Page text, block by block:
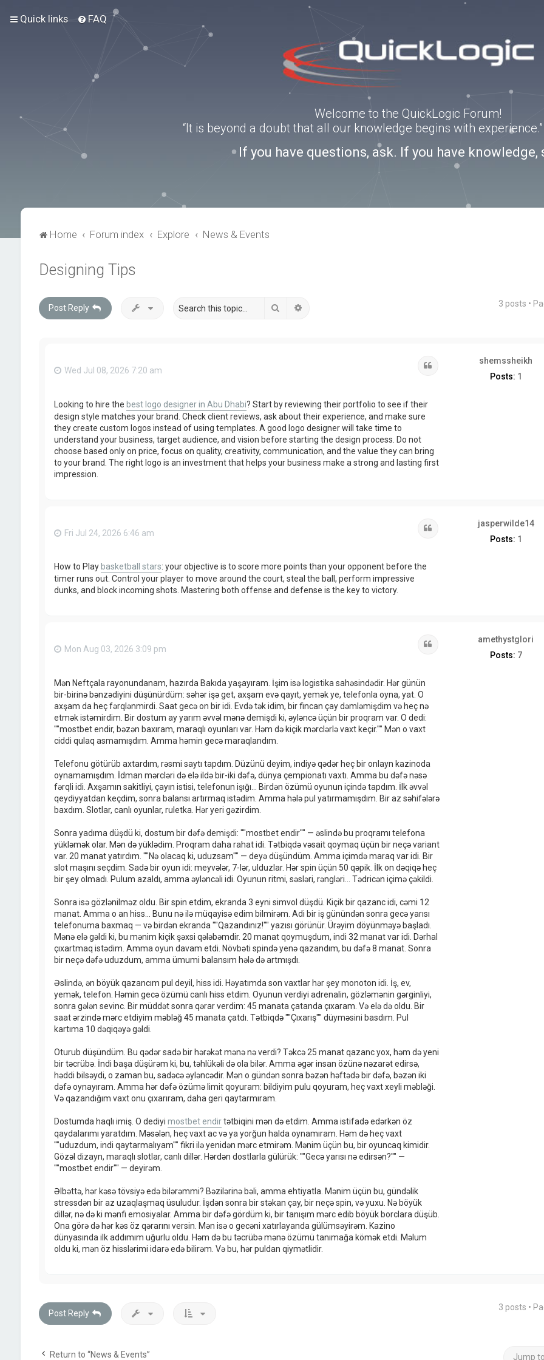
Quick links FAQ
Welcome to the QuickLogic Forum!
“It is beyond a doubt that all our knowledge begins with
If you have questions, ask. If you have knowledge,
Home Forum index Explore News & Events
Designing Tips
Post Reply Search 3 posts •
shemssheikh
Posts: 1
Wed Jul 08, 2026 7:20 am
Looking to hire the best logo designer in Abu Dhabi? Start by reviewing their portfolio to see if their
design style matches your brand. Check client reviews, ask about their experience, and make sure
they create custom logos instead of using templates. A good logo designer will take time to
understand your business, target audience, and vision before starting the design process. Do not
choose based only on price, focus on quality, creativity, communication, and the value they can bring
to your brand. The right logo is an investment that helps your business make a strong and lasting first
impression.
jasperwilde14
Posts: 1
Fri Jul 24, 2026 6:46 am
How to Play basketball stars: your objective is to score more points than your opponent before the
timer runs out. Control your player to move around the court, steal the ball, perform impressive
dunks, and block incoming shots. Mastering both offense and defense is the key to victory.
amethystglori
Posts: 7
Mon Aug 03, 2026 3:09 pm
Mən Neftçala rayonundanam, hazırda Bakıda yaşayıram. İşim isə logistika sahəsindədir. Hər günün
bir-birinə bənzədiyini düşünürdüm: səhər işə get, axşam evə qayıt, yemək ye, telefonla oyna, yat. O
axşam da heç fərqlənmirdi. Saat gecə on bir idi. Evdə tək idim, bir fincan çay dəmləmişdim və heç nə
etmək istəmirdim. Bir dostum ay yarım əvvəl mənə demişdi ki, əyləncə üçün bir proqram var. O dedi:
""mostbet endir, bəzən baxıram, maraqlı oyunları var. Həm də kiçik mərclərlə vaxt keçir."" Mən o vaxt
ciddi qulaq asmamışdım. Amma həmin gecə maraqlandım.
Telefonu götürüb axtardım, rəsmi saytı tapdım. Düzünü deyim, indiyə qədər heç bir onlayn kazinoda
oynamamışdım. İdman mərcləri də elə ildə bir-iki dəfə, dünya çempionatı vaxtı. Amma bu dəfə nəsə
fərqli idi. Axşamın sakitliyi, çayın istisi, telefonun işığı... Birdən özümü oyunun içində tapdım. İlk əvvəl
qeydiyyatdan keçdim, sonra balansı artırmaq istədim. Amma hələ pul yatırmamışdım. Bir az səhifələrə
baxdım. Slotlar, canlı oyunlar, ruletka. Hər yeri gəzirdim.
Sonra yadıma düşdü ki, dostum bir dəfə demişdi: ""mostbet endir"" — əslində bu proqramı telefona
yükləmək olar. Mən də yüklədim. Proqram daha rahat idi. Tətbiqdə vəsait qoymaq üçün bir neçə variant
var. 20 manat yatırdım. ""Nə olacaq ki, uduzsam"" — deyə düşündüm. Amma içimdə maraq var idi. Bir
slot maşını seçdim. Sadə bir oyun idi: meyvələr, 7-lər, ulduzlar. Hər spin üçün 50 qəpik. İlk on dəqiqə heç
bir şey olmadı. Pulum azaldı, amma əyləncəli idi. Oyunun ritmi, səsləri, rəngləri... Tədricən içimə çəkildi.
Sonra isə gözlənilməz oldu. Bir spin etdim, ekranda 3 eyni simvol düşdü. Kiçik bir qazanc idi, cəmi 12
manat. Amma o an hiss... Bunu nə ilə müqayisə edim bilmirəm. Adi bir iş günündən sonra gecə yarısı
telefonuma baxmaq — və birdən ekranda ""Qazandınız!"" yazısı görünür. Ürəyim döyünməyə başladı.
Mənə elə gəldi ki, bu mənim kiçik şəxsi qələbəmdir. 20 manat qoymuşdum, indi 32 manat var idi. Dərhal
çıxartmaq istədim. Amma oyun davam etdi. Növbəti spində yenə qazandım, bu dəfə 8 manat. Sonra
bir neçə dəfə uduzdum, amma ümumi balansım hələ də artmışdı.
Əslində, ən böyük qazancım pul deyil, hiss idi. Həyatımda son vaxtlar hər şey monoton idi. İş, ev,
yemək, telefon. Həmin gecə özümü canlı hiss etdim. Oyunun verdiyi adrenalin, gözləmənin gərginliyi,
sonra gələn sevinc. Bir müddət sonra qərar verdim: 45 manata çatanda çıxaram. Və elə də oldu. Bir
saat ərzində mərc etdiyim məbləğ 45 manata çatdı. Tətbiqdə ""Çıxarış"" düyməsini basdım. Pul
kartıma 10 dəqiqəyə gəldi.
Oturub düşündüm. Bu qədər sadə bir hərəkət mənə nə verdi? Təkcə 25 manat qazanc yox, həm də yeni
bir təcrübə. İndi başa düşürəm ki, bu, təhlükəli də ola bilər. Amma əgər insan özünə nəzarət edirsə,
həddi bilsəydi, o zaman bu, sadəcə əyləncədir. Mən o gündən sonra bəzən həftədə bir dəfə, bəzən iki
dəfə oynayıram. Amma hər dəfə özümə limit qoyuram: bildiyim pulu qoyuram, heç vaxt xeyli məbləği.
Və qazandığım vaxt onu çıxarıram, daha geri qaytarmıram.
Dostumda haqlı imiş. O dediyi mostbet endirtətbiqini mən də etdim. Amma istifadə edərkən öz
qaydalarımı yaratdım. Məsələn, heç vaxt ac və ya yorğun halda oynamıram. Həm də heç vaxt
""uduzdum, indi qaytarmalıyam"" fikri ilə yenidən mərc etmirəm. Mənim üçün bu, bir oyuncaq kimidir.
Gözəl dizayn, maraqlı slotlar, canlı dillər. Hərdən dostlarla gülürük: ""Gecə yarısı nə edirsən?"" —
""mostbet endir"" — deyirəm.
Əlbəttə, hər kəsə tövsiyə edə bilərəmmi? Bəzilərinə bəli, amma ehtiyatla. Mənim üçün bu, gündəlik
stressdən bir az uzaqlaşmaq üsuludur. İşdən sonra bir stəkan çay, bir neçə spin, və yuxu. Nə böyük
dillər, nə də ki mənfi emosiyalar. Amma bir dəfə gördüm ki, bir tanışım mərc edib böyük borclara düşüb.
Ona görə də hər kəs öz qərarını versin. Mən isə o gecəni xatırlayanda gülümsəyirəm. Kazino
dünyasında ilk addımım uğurlu oldu. Həm də bu təcrübə mənə özümü tanımağa kömək etdi. Məlum
oldu ki, mən öz hisslərimi idarə edə bilirəm. Və bu, hər puldan qiymətlidir.
Post Reply
3 posts •
Return to “News & Events” Jump to